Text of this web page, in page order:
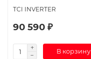
TCI INVERTER
90 590 ₽
В корзину